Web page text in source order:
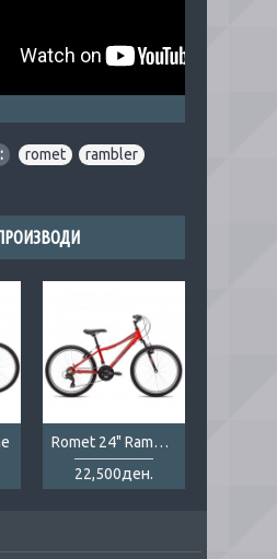
romet rambler
Romet 24" Rambler red
22,500ден.